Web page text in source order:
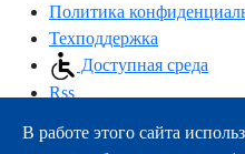
Политика
Техподдержка
Доступная среда
Rss
163000, г.Архангельск, пр-т
В работе этого сайта